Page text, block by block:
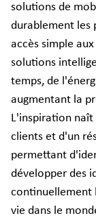
solutions de
durablement les
accès simple
solutions
temps, de
augmentant la
L'inspiration
clients et d'un
permettant
développer des
continuellement
vie dans le